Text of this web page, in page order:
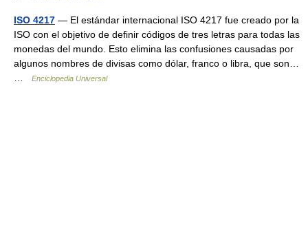
ISO 4217 — El estándar internacional ISO 4217 fue creado por la
ISO con el objetivo de definir códigos de tres letras para todas las
monedas del mundo. Esto elimina las confusiones causadas por
algunos nombres de divisas como dólar, franco o libra, que son…
Enciclopedia Universal